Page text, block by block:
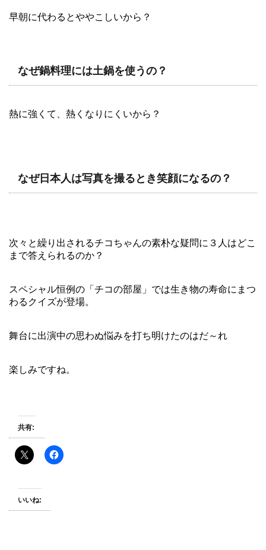
早朝に代わるとややこしいから？
なぜ鍋料理には土鍋を使うの？
熱に強くて、熱くなりにくいから？
なぜ日本人は写真を撮るとき笑顔になるの？
次々と繰り出されるチコちゃんの素朴な疑問に３人はどこ
まで答えられるのか？
スペシャル恒例の「チコの部屋」では生き物の寿命にまつ
わるクイズが登場。
舞台に出演中の思わぬ悩みを打ち明けたのはだ～れ
楽しみですね。
共有:
いいね: